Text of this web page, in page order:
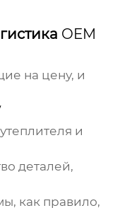
OEM
на цену, и
и
деталей,
как правило,